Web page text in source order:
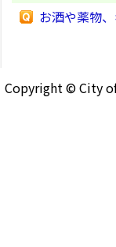
お酒や薬物
Copyright © City